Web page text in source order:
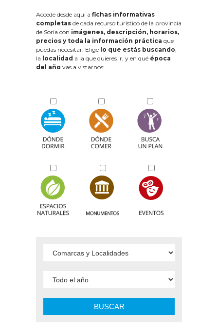
Accede desde aquí a fichas informativas
completas de cada recurso turístico de la provincia
de Soria con imágenes, descripción, horarios,
precios y toda la información práctica que
puedas necesitar. Elige lo que estás buscando,
la localidad a la que quieres ir, y en qué época
del año vas a vistarnos:
BUSCAR